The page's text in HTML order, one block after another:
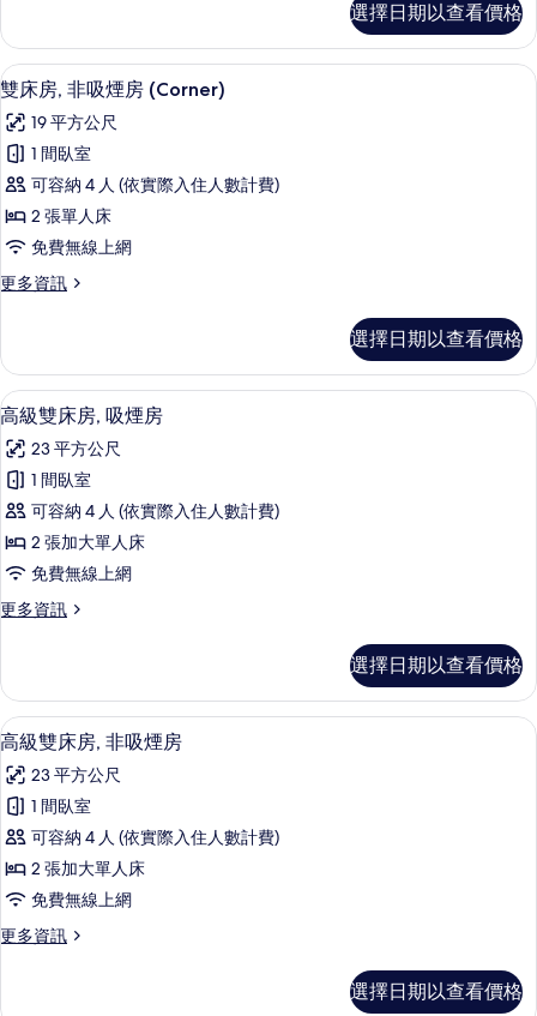
的
所
有
相
片
房,
吸
煙
(Corner)
的
詳
情
選擇日期以查看價格
顯
示
雙
床
房,
非
煙
(Corner)
的
所
有
相
片
羽絨被、書桌、遮光布/窗簾、熨斗/熨
5
雙床房, 非吸煙房 (Corner)
19 平方公尺
1 間臥室
可容納 4 人 (依實際入住人數計費)
2 張單人床
免費無線上網
更多資訊
更
房,
非
吸
房
(Corner)
的
詳
情
選擇日期以查看價格
顯
示
高
級
雙
床
吸
房
的
所
有
相
片
羽絨被、書桌、遮光布/窗簾、熨斗/熨
4
高級雙床房, 吸煙房
23 平方公尺
1 間臥室
可容納 4 人 (依實際入住人數計費)
2 張加大單人床
免費無線上網
更多資訊
更
雙
床
房,
煙
房
的
詳
情
選擇日期以查看價格
顯
示
高
級
雙
床
非
羽絨被、書桌、遮光布/窗簾、熨斗/熨
4
高級雙床房, 非吸煙房
23 平方公尺
1 間臥室
可容納 4 人 (依實際入住人數計費)
2 張加大單人床
免費無線上網
更多資訊
更
選擇日期以查看價格